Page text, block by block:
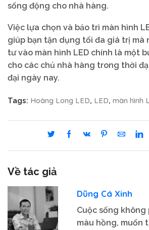
sống động cho nhà hàng.
Việc lựa chọn và bảo trì màn hình
giúp bạn tận dụng tối đa giá trị mà
tư vào màn hình LED chính là một
cho các chủ nhà hàng trong thời
đại ngày nay.
Tags: Hoàng Long LED, LED, màn hình
Về tác giả
Dũng Cá Xinh
Cuộc sống
màu hồng, muốn